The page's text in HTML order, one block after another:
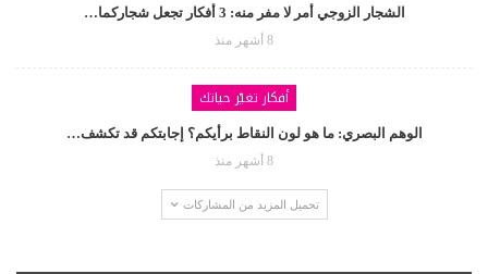
الشجار الزوجي أمر لا مفر منه: 3 أفكار تجعل شجاركما…
8 أشهر منذ
أفكار تغيّر حياتك
الوهم البصري: ما هو لون النقاط برأيكم؟ إجابتكم قد تكشف…
8 أشهر منذ
تحميل المزيد من المشاركات